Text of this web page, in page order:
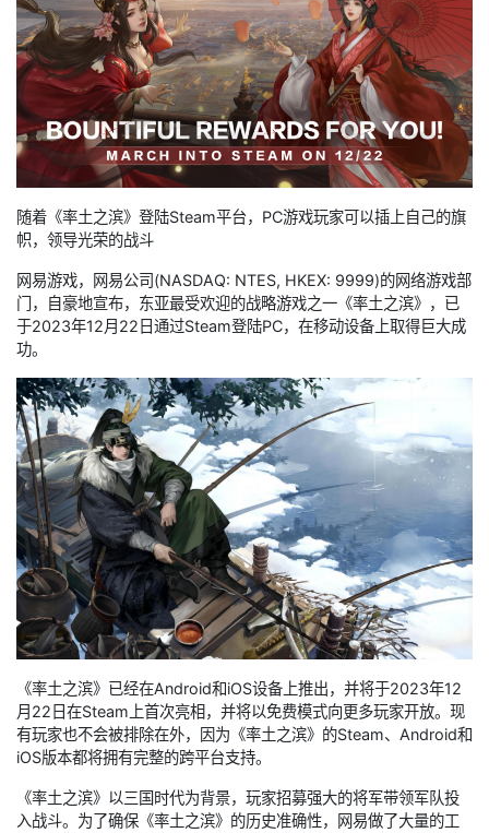
随着《率土之滨》登陆Steam平台，PC游戏玩家可以插上自己的旗
帜，领导光荣的战斗
网易游戏，网易公司(NASDAQ: NTES, HKEX: 9999)的网络游戏部
门，自豪地宣布，东亚最受欢迎的战略游戏之一《率土之滨》，已
于2023年12月22日通过Steam登陆PC，在移动设备上取得巨大成
功。
《率土之滨》已经在Android和iOS设备上推出，并将于2023年12
月22日在Steam上首次亮相，并将以免费模式向更多玩家开放。现
有玩家也不会被排除在外，因为《率土之滨》的Steam、Android和
iOS版本都将拥有完整的跨平台支持。
《率土之滨》以三国时代为背景，玩家招募强大的将军带领军队投
入战斗。为了确保《率土之滨》的历史准确性，网易做了大量的工